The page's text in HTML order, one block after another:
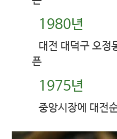
1980년
대전 대덕구 오정
픈
1975년
중앙시장에 대전